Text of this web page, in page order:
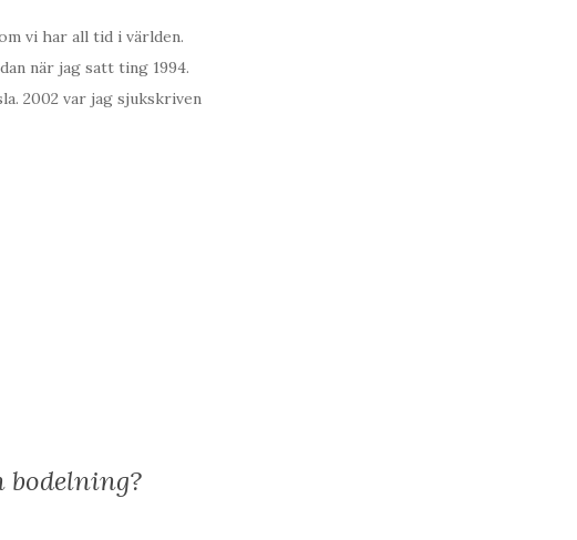
vi har all tid i världen.
när jag satt ting 1994.
2002 var jag sjukskriven